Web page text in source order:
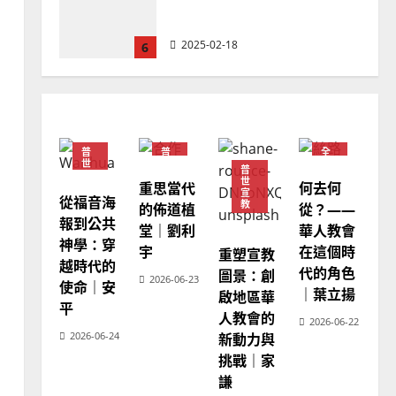
6 2025-02-18
忠、溫淑芳
2025-02-20
1
教會發展 門徒培育
如何以國度思維建造地方堂
2024-01-09
福音未及之民的定義、現況
及反思｜葉大銘
2025-02-18
普
世
從福音海
報到公共
神學：穿
越時代的
使命｜安
平
2026-06-24
普
教
重思當代
的佈道植
堂｜劉利
宇
2026-06-23
普
世
宣
教
重塑宣教
圖景：創
啟地區華
人教會的
新動力與
挑戰｜家
謙
全
人
教
會
普
世
宣
教
何去何
從？——
華人教會
在這個時
代的角色
｜葉立揚
2026-06-22